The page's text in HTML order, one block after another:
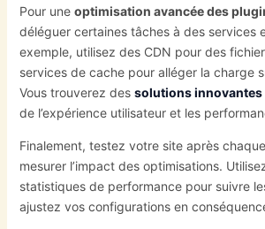
Pour une optimisation avancée des
déléguer certaines tâches à des services
exemple, utilisez des CDN pour des
services de cache pour alléger la charge
Vous trouverez des solutions innovantes
de l’expérience utilisateur et les
Finalement, testez votre site après
mesurer l’impact des optimisations.
statistiques de performance pour suivre
ajustez vos configurations en